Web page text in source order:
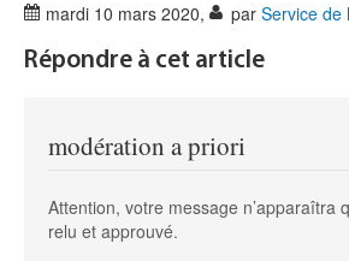
mardi 10 mars 2020, par Service de
Répondre à cet article
modération a priori
Attention, votre message n’apparaîtra
relu et approuvé.